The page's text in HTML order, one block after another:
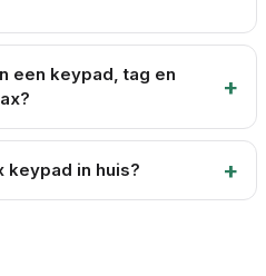
een keypad, tag en
keypad in huis?